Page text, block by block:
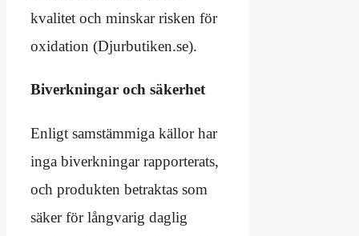
kvalitet och minskar risken för
oxidation (Djurbutiken.se).
Biverkningar och säkerhet
Enligt samstämmiga källor har
inga biverkningar rapporterats,
och produkten betraktas som
säker för långvarig daglig